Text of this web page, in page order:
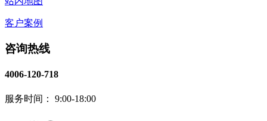
客户案例
咨询热线
4006-120-718
服务时间： 9:00-18:00